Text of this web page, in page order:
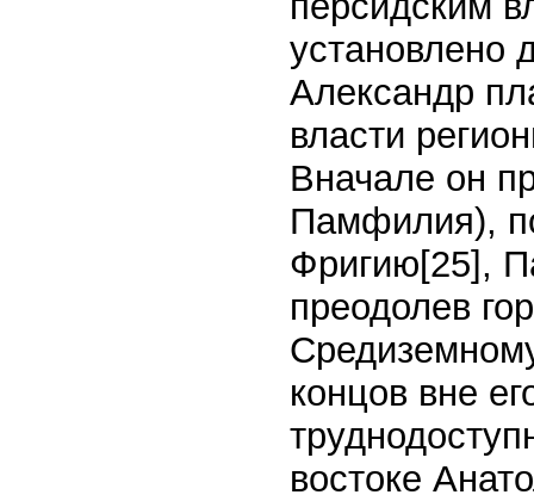
установлено
Александр
власти
Вначале он
Памфилия),
Фригию[25] ,
преодолев
концов вне
востоке